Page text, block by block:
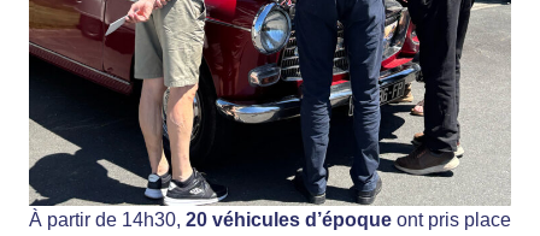
À partir de 14h30, 20 véhicules d’époque ont pris place